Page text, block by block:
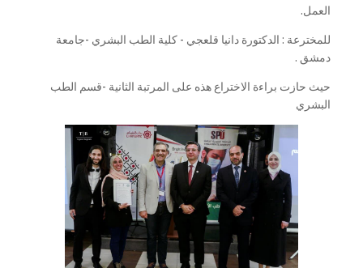
العمل.
للمخترعة : الدكتورة دانيا قلعجي - كلية الطب البشري -جامعة
دمشق .
حيث حازت براءة الاختراع هذه على المرتبة الثانية -قسم الطب
البشري